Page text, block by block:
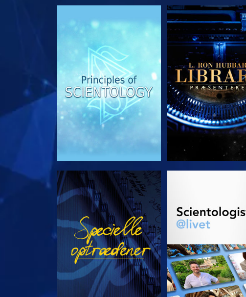
UDFORSK SERIEN UDFORSK SERIEN